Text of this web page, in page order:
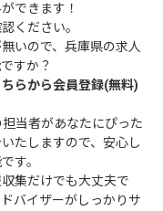
できます！
ください。
いので、兵庫県の求人
すか？
ちらから会員登録(無料)
当者があなたにぴった
たしますので、安心し
す。
集だけでも大丈夫で
バイザーがしっかりサ